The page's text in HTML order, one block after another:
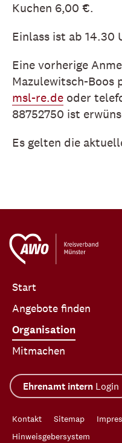
Kuchen 6,00 €.
Einlass ist ab 14.30
Eine vorherige
Mazulewitsch-Boos
msl-re.de oder
88752750 ist
Es gelten die
Start
Angebote finden
Organisation
Mitmachen
Ehrenamt intern Login
Kontakt Sitemap
Hinweisgebersystem